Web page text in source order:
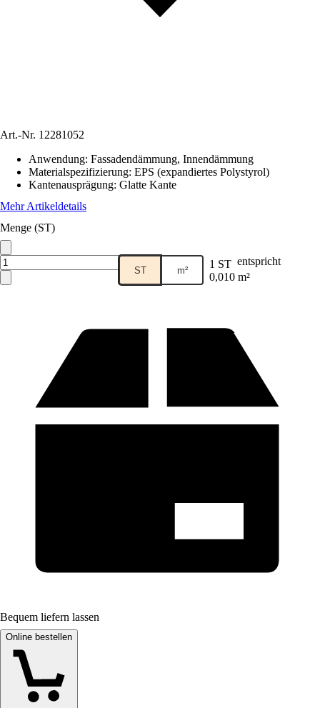
Art.-Nr. 12281052
Anwendung: Fassadendämmung, Innendämmung
Materialspezifizierung: EPS (expandiertes Polystyrol)
Kantenausprägung: Glatte Kante
Mehr Artikeldetails
Menge (ST)
ST m² 1 ST entspricht
0,010 m²
Bequem liefern lassen
Online bestellen